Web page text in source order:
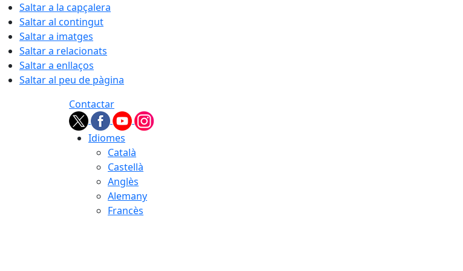
Saltar a la capçalera
Saltar al contingut
Saltar a imatges
Saltar a relacionats
Saltar a enllaços
Saltar al peu de pàgina
Contactar
Idiomes
Català
Castellà
Anglès
Alemany
Francès